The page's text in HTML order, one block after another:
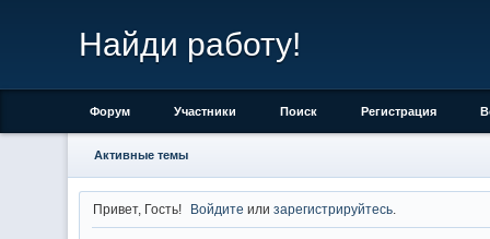
Найди работу!
Форум Участники Поиск Регистрация
Активные темы
Привет, Гость! Войдите илизарегистрируйтесь